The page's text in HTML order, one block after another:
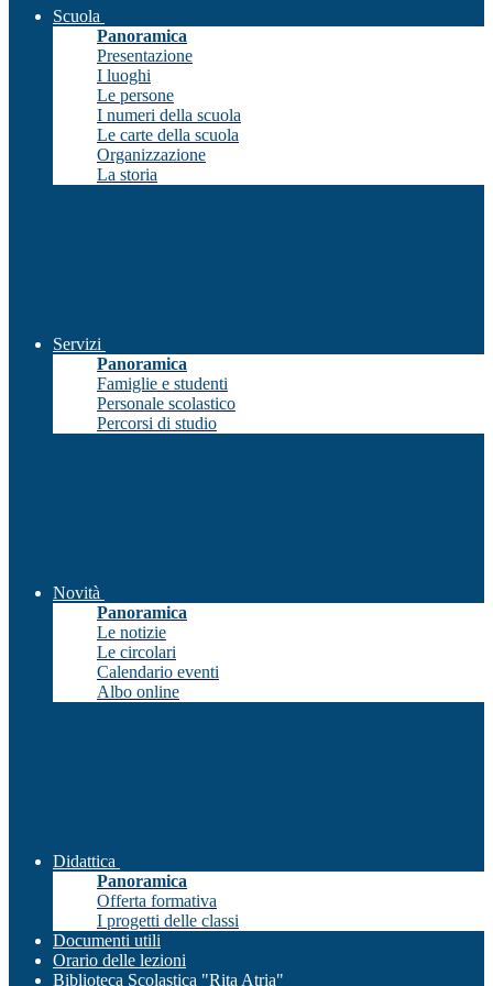
Scuola
Panoramica
Presentazione
I luoghi
Le persone
I numeri della scuola
Le carte della scuola
Organizzazione
La storia
Servizi
Panoramica
Famiglie e studenti
Personale scolastico
Percorsi di studio
Novità
Panoramica
Le notizie
Le circolari
Calendario eventi
Albo online
Didattica
Panoramica
Offerta formativa
I progetti delle classi
Documenti utili
Orario delle lezioni
Biblioteca Scolastica "Rita Atria"